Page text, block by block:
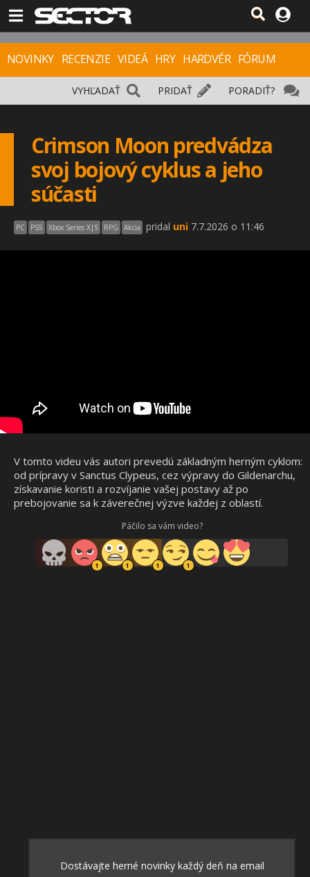
NOVINKY RECENZIE VIDEÁ HRY HARDVÉR FÓRUM
PORADIŤ?
PRIDAŤ
VYHĽADAŤ
Crimson Moon predvádza
svoj bojový cyklus a jeho
súčasti
PC PS5 Xbox Series X|S RPG Akcia pridal uni 7.7.2026 o 11:46
V tomto videu vás autori prevedú základným herným cyklom:
od prípravy v Sanctus Clypeus, cez výpravy do Gildenarchu,
získavanie koristi a rozvíjanie vašej postavy až po
prebojovanie sa k záverečnej výzve každej z oblastí.
Páčilo sa vám video?